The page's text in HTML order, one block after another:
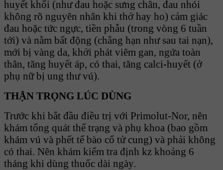
huyết khối (như đau hoặc sưng chân, đau nhói
không rõ nguyên nhân khi thở hay ho) cảm giác
đau hoặc tức ngực, tiền phẫu (trong vòng 6 tuần
tới) và nằm bất động (chẳng hạn như sau tai nạn),
mới bị vàng da, khởi phát viêm gan, ngứa toàn
thân, tăng huyết áp, có thai, tăng calci-huyết (ở
phụ nữ bị ung thư vú).
THẬN TRỌNG LÚC DÙNG
Trước khi bắt đầu điều trị với Primolut-Nor, nên
khám tổng quát thể trạng và phụ khoa (bao gồm
khám vú và phết tế bào cổ tử cung) và phải không
có thai. Nên khám kiểm tra định kz khoảng 6
tháng khi dùng thuốc dài ngày.